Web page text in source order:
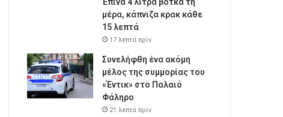
μέρα, κάπνιζα κρακ κάθε
15 λεπτά
17 λεπτά πρίν
Συνελήφθη ένα ακόμη
μέλος της συμμορίας του
«Έντικ» στο Παλαιό
Φάληρο
21 λεπτά πρίν